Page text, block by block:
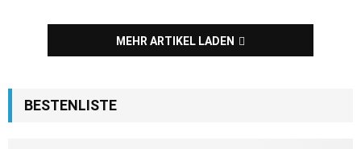
MEHR ARTIKEL LADEN
BESTENLISTE